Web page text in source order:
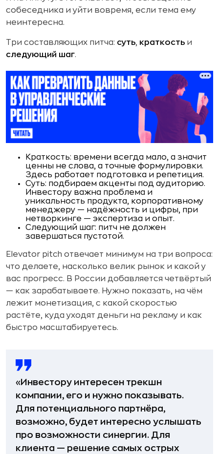
собеседника и уйти вовремя, если тема ему
неинтересна.
Три составляющих питча: суть, краткость и
следующий шаг.
Краткость: времени всегда мало, а значит
ценны не слова, а точные формулировки.
Здесь работает подготовка и репетиция.
Суть: подбираем акценты под аудиторию.
Инвестору важна проблема и
уникальность продукта, корпоративному
менеджеру — надёжность и цифры, при
нетворкинге — экспертиза и опыт.
Следующий шаг: питч не должен
завершаться пустотой.
Elevator pitch отвечает минимум на три вопроса:
что делаете, насколько велик рынок и какой у
вас прогресс. В России добавляется четвёртый
— как зарабатываете. Нужно показать, на чём
лежит монетизация, с какой скоростью
растёте, куда уходят деньги на рекламу и как
быстро масштабируетесь.
«Инвестору интересен трекшн
компании, его и нужно показывать.
Для потенциального партнёра,
возможно, будет интересно услышать
про возможности синергии. Для
клиента — решение самых острых